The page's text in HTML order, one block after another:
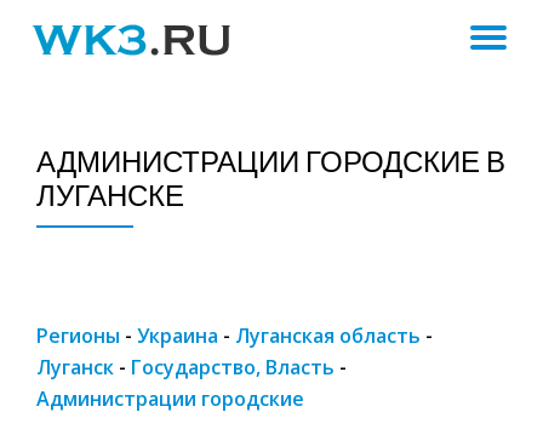
АДМИНИСТРАЦИИ ГОРОДСКИЕ В
ЛУГАНСКЕ
Регионы - Украина - Луганская область -
Луганск - Государство, Власть -
Администрации городские